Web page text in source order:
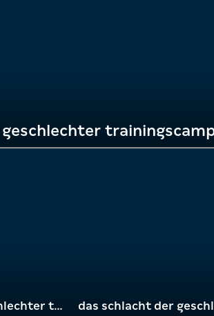
das schlacht der geschlechter trainingscamp - frage 3